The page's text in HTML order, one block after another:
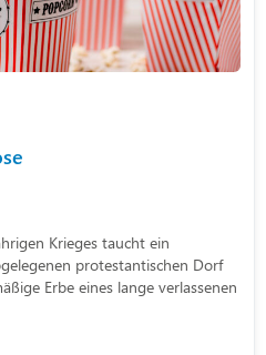
Krieges taucht ein
protestantischen Dorf
Erbe eines lange verlassenen